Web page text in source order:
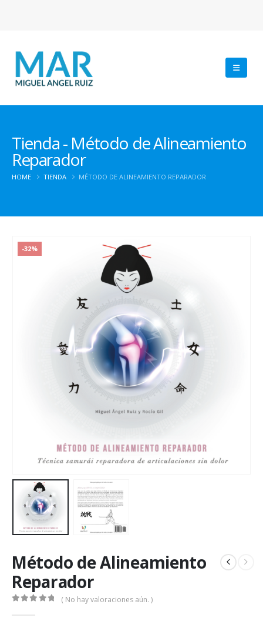
Tienda - Método de Alineamiento
Reparador
HOME TIENDA MÉTODO DE ALINEAMIENTO REPARADOR
-32%
Método de Alineamiento
Reparador
( No hay valoraciones aún. )